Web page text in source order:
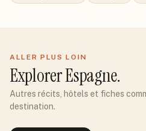
ALLER PLUS LOIN
ExplorerEspagne.
Autres récits, hôtels et fiches
destination.